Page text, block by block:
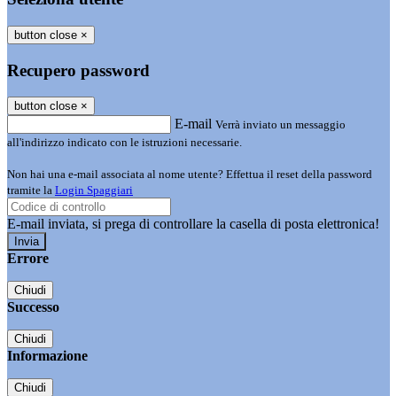
button close ×
Recupero password
button close ×
E-mail Verrà inviato un messaggio
all'indirizzo indicato con le istruzioni necessarie.
Non hai una e-mail associata al nome utente? Effettua il reset della password
tramite la Login Spaggiari
E-mail inviata, si prega di controllare la casella di posta elettronica!
Errore
Chiudi
Successo
Chiudi
Informazione
Chiudi